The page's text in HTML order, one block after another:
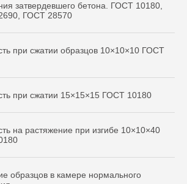
затвердевшего бетона. ГОСТ 10180,
ГОСТ 28570
при сжатии образцов 10×10×10 ГОСТ
при сжатии 15×15×15 ГОСТ 10180
на растяжение при изгибе 10×10×40
образцов в камере нормального